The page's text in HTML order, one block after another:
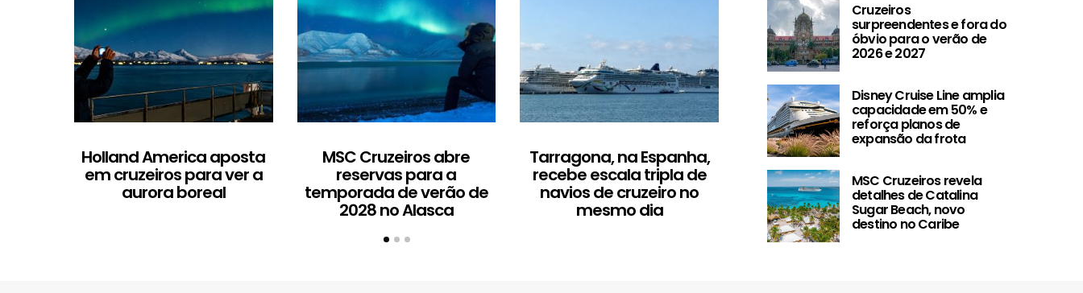
Holland America aposta
em cruzeiros para ver a
aurora boreal
MSC Cruzeiros abre
reservas para a
temporada de verão de
2028 no Alasca
Tarragona, na Espanha,
recebe escala tripla de
navios de cruzeiro no
mesmo dia
Cruzeiros surpreendentes
e fora do óbvio para o
verão de 2026 e 2027
capacidade
Cruzeiros
surpreendentes e fora do
óbvio para o verão de
2026 e 2027
Disney Cruise Line amplia
capacidade em 50% e
reforça planos de
expansão da frota
MSC Cruzeiros revela
detalhes de Catalina
Sugar Beach, novo
destino no Caribe